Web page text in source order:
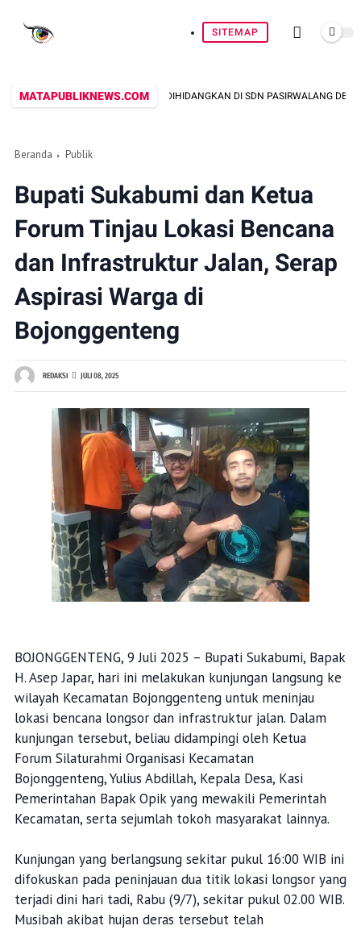
SITEMAP
MATAPUBLIKNEWS.COM
BAKWAN DIHIDANGKAN DI SDN PASIRWALANG DESA WALANGSAR -
Beranda Publik
Bupati Sukabumi dan Ketua
Forum Tinjau Lokasi Bencana
dan Infrastruktur Jalan, Serap
Aspirasi Warga di
Bojonggenteng
REDAKSI JULI 08, 2025
BOJONGGENTENG, 9 Juli 2025 – Bupati Sukabumi, Bapak
H. Asep Japar, hari ini melakukan kunjungan langsung ke
wilayah Kecamatan Bojonggenteng untuk meninjau
lokasi bencana longsor dan infrastruktur jalan. Dalam
kunjungan tersebut, beliau didampingi oleh Ketua
Forum Silaturahmi Organisasi Kecamatan
Bojonggenteng, Yulius Abdillah, Kepala Desa, Kasi
Pemerintahan Bapak Opik yang mewakili Pemerintah
Kecamatan, serta sejumlah tokoh masyarakat lainnya.
Kunjungan yang berlangsung sekitar pukul 16:00 WIB ini
difokuskan pada peninjauan dua titik lokasi longsor yang
terjadi dini hari tadi, Rabu (9/7), sekitar pukul 02.00 WIB.
Musibah akibat hujan deras tersebut telah